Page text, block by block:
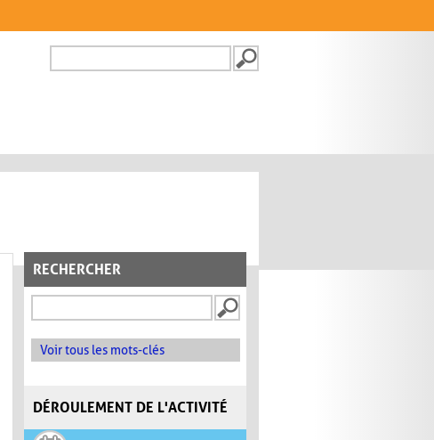
FORMULAIRE DE
RECHERCHER
Voir tous les mots-clés
DÉROULEMENT DE L'ACTIVITÉ